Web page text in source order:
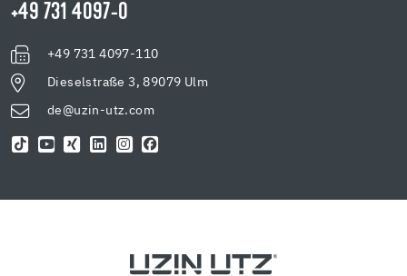
+49 731 4097-0
+49 731 4097-110
Dieselstraße 3, 89079 Ulm
de@uzin-utz.com